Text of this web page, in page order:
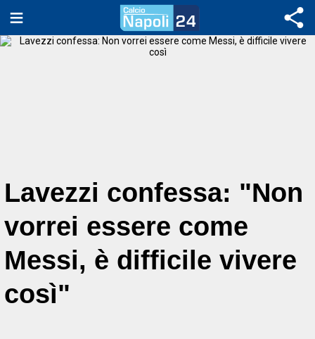
Lavezzi confessa: "Non
vorrei essere come
Messi, è difficile vivere
così"